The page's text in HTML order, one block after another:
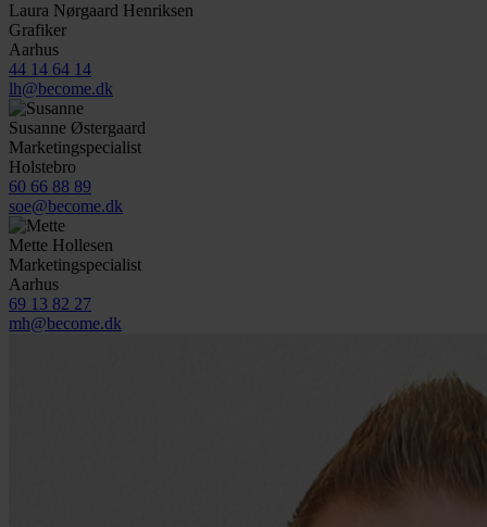
Laura Nørgaard Henriksen
Grafiker
Aarhus
44 14 64 14
lh@become.dk
Susanne Østergaard
Marketingspecialist
Holstebro
60 66 88 89
soe@become.dk
Mette Hollesen
Marketingspecialist
Aarhus
69 13 82 27
mh@become.dk